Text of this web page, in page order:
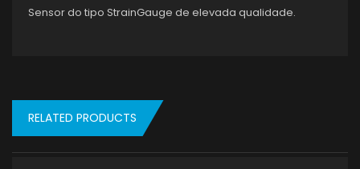
Sensor do tipo StrainGauge de elevada qualidade.
RELATED PRODUCTS